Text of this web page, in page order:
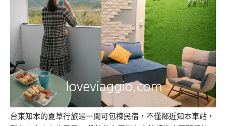
台東知本的夏草行旅是一間可包棟民宿，不僅鄰近知本車站，